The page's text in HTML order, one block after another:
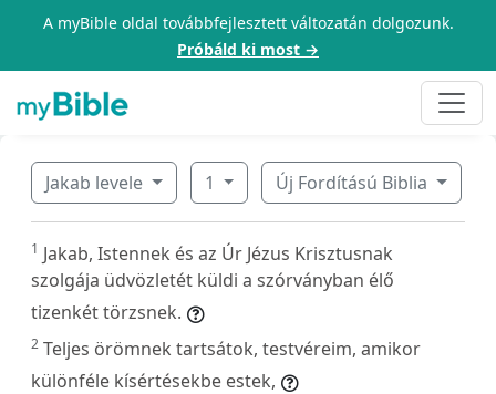
A myBible oldal továbbfejlesztett változatán dolgozunk.
Próbáld ki most →
Jakab levele 1 Új Fordítású Biblia
1 Jakab, Istennek és az Úr Jézus Krisztusnak
szolgája üdvözletét küldi a szórványban élő
tizenkét törzsnek.
2 Teljes örömnek tartsátok, testvéreim, amikor
különféle kísértésekbe estek,